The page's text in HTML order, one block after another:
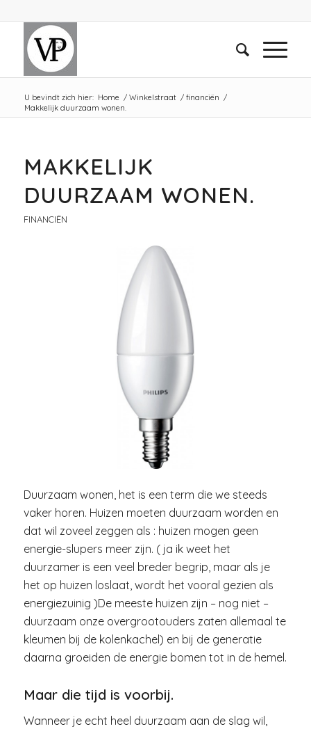
U bevindt zich hier: Home / Winkelstraat / financiën /
Makkelijk duurzaam wonen.
MAKKELIJK
DUURZAAM WONEN.
FINANCIËN
Duurzaam wonen, het is een term die we steeds
vaker horen. Huizen moeten duurzaam worden en
dat wil zoveel zeggen als : huizen mogen geen
energie-slupers meer zijn. ( ja ik weet het
duurzamer is een veel breder begrip, maar als je
het op huizen loslaat, wordt het vooral gezien als
energiezuinig )De meeste huizen zijn – nog niet –
duurzaam onze overgrootouders zaten allemaal te
kleumen bij de kolenkachel) en bij de generatie
daarna groeiden de energie bomen tot in de hemel.
Maar die tijd is voorbij.
Wanneer je echt heel duurzaam aan de slag wil,